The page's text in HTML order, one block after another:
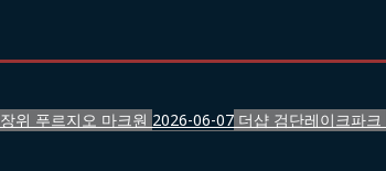
장위 푸르지오 마크원 2026-06-07 더샵 검단레이크파크